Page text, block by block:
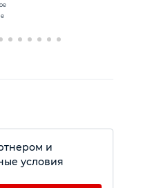
и
условия